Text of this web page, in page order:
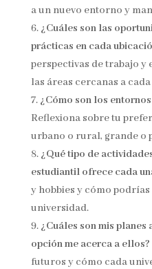
a un nuevo entorno y
¿Cuáles son las
prácticas en cada
perspectivas de trabajo
las áreas cercanas a
¿Cómo son los
Reflexiona sobre tu
urbano o rural, grande o
¿Qué tipo de
estudiantil ofrece cada
y hobbies y cómo
universidad.
¿Cuáles son mis
opción me acerca a ellos?
futuros y cómo cada